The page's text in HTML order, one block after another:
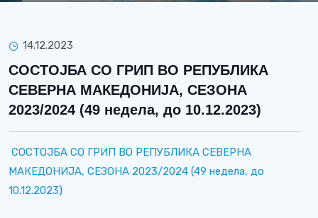
14.12.2023
СОСТОЈБА СО ГРИП ВО РЕПУБЛИКА
СЕВЕРНА МАКЕДОНИЈА, СЕЗОНА
2023/2024 (49 недела, до 10.12.2023)
СОСТОЈБА СО ГРИП ВО РЕПУБЛИКА СЕВЕРНА
МАКЕДОНИЈА, СЕЗОНА 2023/2024 (49 недела, до
10.12.2023)